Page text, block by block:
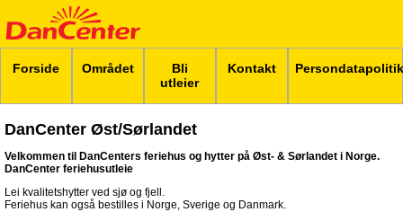
Forside Området
Bli
utleier
Kontakt
DanCenter Øst/Sørlandet
Velkommen til DanCenters feriehus og hytter på Øst- & Sørlandet i Norge.
DanCenter feriehusutleie
Lei kvalitetshytter ved sjø og fjell.
Feriehus kan også bestilles i Norge, Sverige og Danmark.